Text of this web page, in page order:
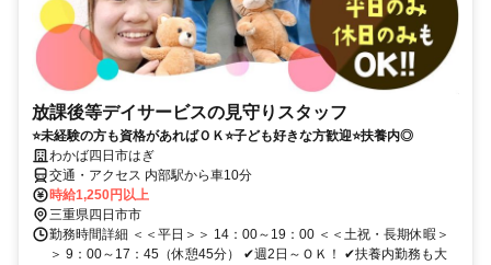
放課後等デイサービスの見守りスタッフ
⭐未経験の方も資格があればＯＫ⭐子ども好きな方歓迎⭐扶養内◎
わかば四日市はぎ
交通・アクセス 内部駅から車10分
時給1,250円以上
三重県四日市市
勤務時間詳細 ＜＜平日＞＞ 14：00～19：00 ＜＜土祝・長期休暇＞
＞ 9：00～17：45（休憩45分） ✔週2日～ＯＫ！ ✔扶養内勤務も大